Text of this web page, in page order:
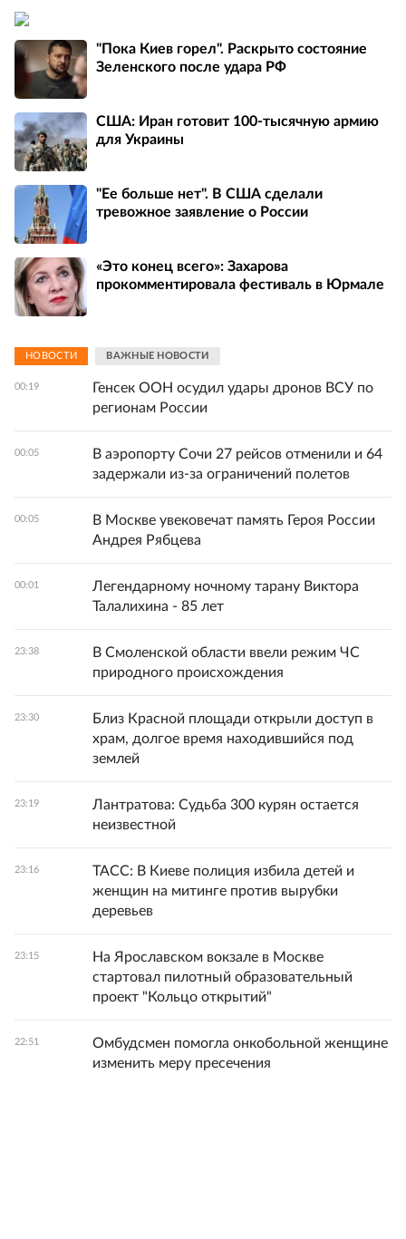
"Пока Киев горел". Раскрыто состояние
Зеленского после удара РФ
США: Иран готовит 100-тысячную армию
для Украины
"Ее больше нет". В США сделали
тревожное заявление о России
«Это конец всего»: Захарова
прокомментировала фестиваль в Юрмале
НОВОСТИ ВАЖНЫЕ НОВОСТИ
00:19
Генсек ООН осудил удары дронов ВСУ по
регионам России
00:05
В аэропорту Сочи 27 рейсов отменили и 64
задержали из-за ограничений полетов
00:05
В Москве увековечат память Героя России
Андрея Рябцева
00:01
Легендарному ночному тарану Виктора
Талалихина - 85 лет
23:38
В Смоленской области ввели режим ЧС
природного происхождения
23:30
Близ Красной площади открыли доступ в
храм, долгое время находившийся под
землей
23:19
Лантратова: Судьба 300 курян остается
неизвестной
23:16
ТАСС: В Киеве полиция избила детей и
женщин на митинге против вырубки
деревьев
23:15
На Ярославском вокзале в Москве
стартовал пилотный образовательный
проект "Кольцо открытий"
22:51
Омбудсмен помогла онкобольной женщине
изменить меру пресечения